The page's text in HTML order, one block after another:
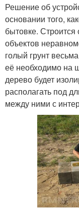
Решение об
основании того,
бытовке. Строится
объектов
голый грунт
её необходимо на
дерево будет
располагать под
между ними с